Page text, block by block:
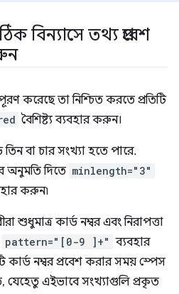
বিন্যাসে তথ্য প্রবেশ
করেছে তা নিশ্চিত করতে প্রতিটি
বৈশিষ্ট্য ব্যবহার করুন।
বা চার সংখ্যা হতে পারে.
অনুমতি দিতে minlength="3"
করুন৷
শুধুমাত্র কার্ড নম্বর এবং নিরাপত্তা
pattern="[0-9 ]+" ব্যবহার
নম্বর প্রবেশ করার সময় স্পেস
যেহেতু এইভাবে সংখ্যাগুলি প্রকৃত